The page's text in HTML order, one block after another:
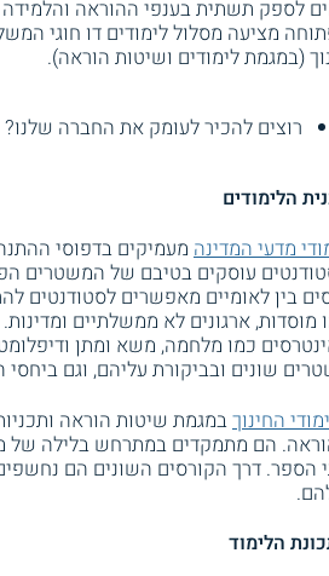
לספק תשתית בענפי ההוראה
מציעה מסלול לימודים דו חוגי
(במגמת לימודים ושיטות הוראה).
רוצים להכיר לעומק את החברה שלנו?
הלימודים
מדעי המדינה מעמיקים בדפוסי
עוסקים בטיבם של המשטרים
בין לאומיים מאפשרים
מוסדות, ארגונים לא ממשלתיים
כמו מלחמה, משא ומתן
שונים ובביקורת עליהם, וגם
החינוךבמגמת שיטות הוראה
הם מתמקדים במתרחש בלילה של
הספר. דרך הקורסים השונים הם
הלימוד